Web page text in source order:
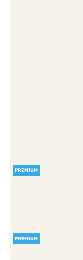
PREMIUM
PREMIUM